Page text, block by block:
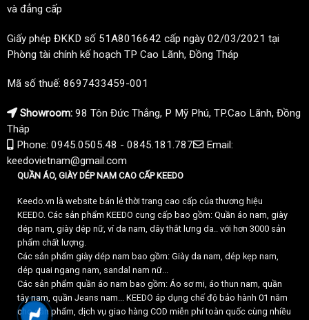
và đẳng cấp
Giấy phép ĐKKD số 51A8016642 cấp ngày 02/03/2021 tại
Phòng tài chính kế hoạch TP Cao Lãnh, Đồng Tháp
Mã số thuế: 8697433459-001
Showroom: 98 Tôn Đức Thắng, P Mỹ Phú, TP.Cao Lãnh, Đồng
Tháp
Phone: 0945.0505.48 - 0845.181.787
Email:
keedovietnam@gmail.com
QUẦN ÁO, GIÀY DÉP NAM CAO CẤP KEEDO
Keedo.vn là website bán lẻ thời trang cao cấp của thương hiệu
KEEDO. Các sản phẩm KEEDO cung cấp bao gồm: Quần áo nam, giày
dép nam, giày dép nữ, ví da nam, dây thắt lưng da.. với hơn 3000 sản
phẩm chất lượng.
Các sản phẩm giày dép nam bao gồm: Giày da nam, dép kẹp nam,
dép quai ngang nam, sandal nam nữ...
Các sản phẩm quần áo nam bao gồm: Áo sơ mi, áo thun nam, quần
tây nam, quần Jeans nam... KEEDO áp dụng chế độ bảo hành 01 năm
cho sản phẩm, dịch vụ giao hàng COD miễn phí toàn quốc cùng nhiều